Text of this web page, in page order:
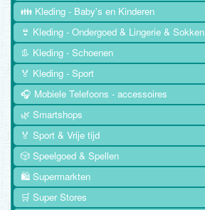
👪 Kleding - Baby's en Kinderen
👙 Kleding - Ondergoed & Lingerie & Sokken
👢 Kleding - Schoenen
🏅 Kleding - Sport
🎧 Mobiele Telefoons - accessoires
🌿 Smartshops
🏅 Sport & Vrije tijd
🎲 Speelgoed & Spellen
🛍️ Supermarkten
🛒 Super Stores